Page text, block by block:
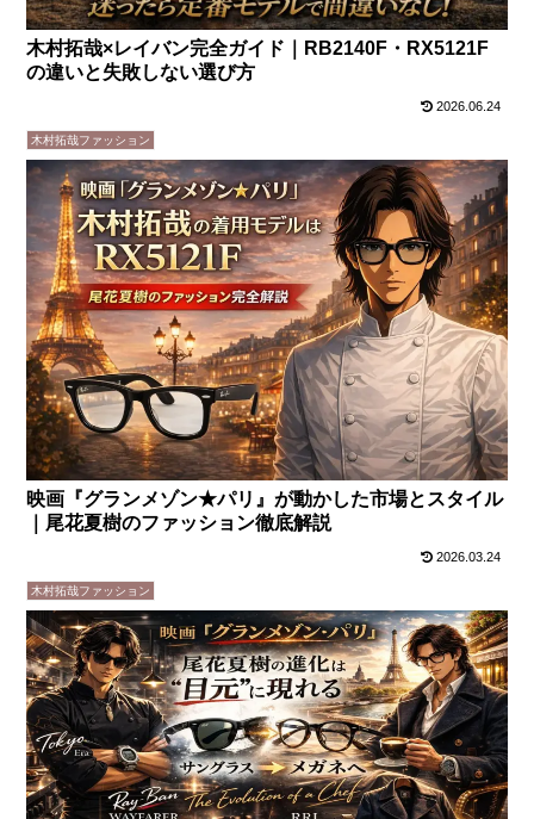
木村拓哉×レイバン完全ガイド｜RB2140F・RX5121F
の違いと失敗しない選び方
2026.06.24
木村拓哉ファッション
映画『グランメゾン★パリ』が動かした市場とスタイル
｜尾花夏樹のファッション徹底解説
2026.03.24
木村拓哉ファッション